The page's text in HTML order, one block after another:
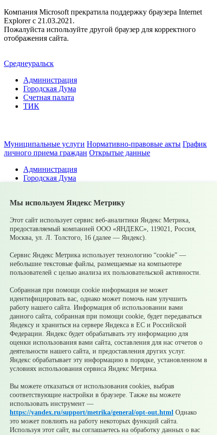
Компания Microsoft прекратила поддержку браузера Internet
Explorer c 21.03.2021.
Пожалуйста используйте другой браузер для корректного
отображения сайта.
Среднеуральск
Администрация
Городская Дума
Счетная палата
ТИК
Муниципальные услуги Нормативно-правовые акты График
личного приема граждан Открытые данные
Администрация
Городская Дума
Нормативно-правовые акты
График личного приема граждан
Открытые данные
Назад
Информация для граждан
График приема избирателей
Мы используем Яндекс Метрику
Этот сайт использует сервис веб-аналитики Яндекс Метрика,
предоставляемый компанией ООО «ЯНДЕКС», 119021, Россия,
Москва, ул. Л. Толстого, 16 (далее — Яндекс).
Сервис Яндекс Метрика использует технологию “cookie” —
небольшие текстовые файлы, размещаемые на компьютере
пользователей с целью анализа их пользовательской активности.
Собранная при помощи cookie информация не может
идентифицировать вас, однако может помочь нам улучшить
работу нашего сайта. Информация об использовании вами
данного сайта, собранная при помощи cookie, будет передаваться
Яндексу и храниться на сервере Яндекса в ЕС и Российской
Федерации. Яндекс будет обрабатывать эту информацию для
оценки использования вами сайта, составления для нас отчетов о
деятельности нашего сайта, и предоставления других услуг.
Яндекс обрабатывает эту информацию в порядке, установленном в
условиях использования сервиса Яндекс Метрика.
Вы можете отказаться от использования cookies, выбрав
соответствующие настройки в браузере. Также вы можете
использовать инструмент —
https://yandex.ru/support/metrika/general/opt-out.html Однако
это может повлиять на работу некоторых функций сайта.
Используя этот сайт, вы соглашаетесь на обработку данных о вас
© 2026 Официальный сайт Муниципального округа
Среднеуральск Свердловской области
Карта сайта Архив
Ваше сообщение отправлено
Приемная главы